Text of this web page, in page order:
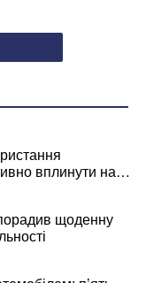
вплинути на
щоденну